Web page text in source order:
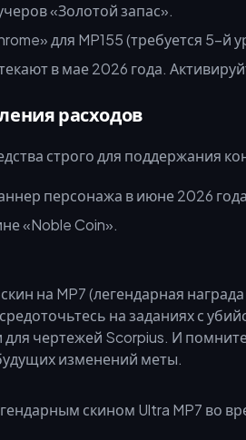
«Золотой запас».
для MP155 (требуется 5-й
в мае 2026 года.
расходов
строго для поддержания
персонажа в июне 2026
«Noble Coin».
на MP7 (легендарная
на заданиях с
для чертежей Scorpius. И
изменений меты.